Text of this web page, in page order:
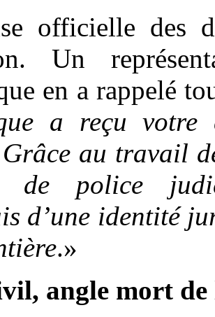
officielle des
Un
en a rappelé
a reçu votre
au travail
de police
d’une identité
.»
angle mort